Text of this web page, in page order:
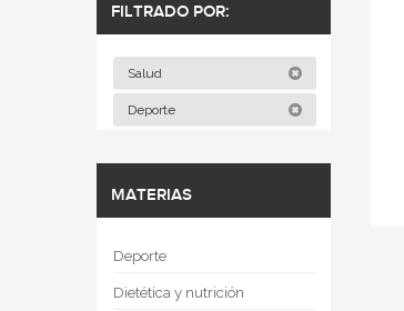
FILTRADO POR:
Salud
Deporte
MATERIAS
Deporte
Dietética y nutrición